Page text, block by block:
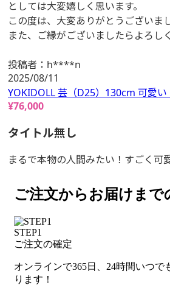
としては大変嬉しく思います。
この度は、大変ありがとうございま
また、ご縁がございましたらよろし
投稿者： h****n
2025/08/11
YOKIDOLL 芸（D25）130cm 可愛
¥76,000
タイトル無し
まるで本物の人間みたい！すごく可
ご注文からお届けまで
STEP1
ご注文の確定
オンラインで365日、24時間いつで
ります！